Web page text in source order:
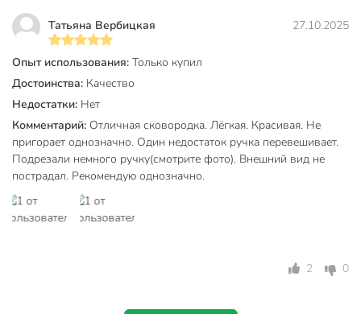
Антипригарное покрытие
с антипригарным
машине
Тип антипригарного покрытия
Skandia X-treme
Крышка в комплекте
без крышки
поштучно
Татьяна Вербицкая 27.10.2025
Опыт использования: Только купил
Достоинства: Качество
Недостатки: Нет
Комментарий: Отличная сковородка. Лёгкая. Красивая. Не
пригорает однозначно. Один недостаток ручка перевешивает.
Подрезали немного ручку(смотрите фото). Внешний вид не
пострадал. Рекомендую однозначно.
2 0